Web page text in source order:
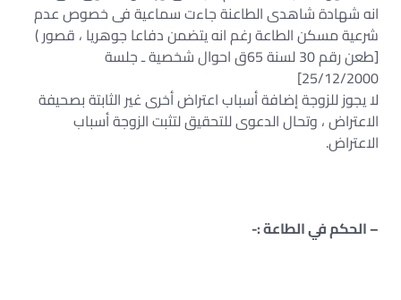
انه شهادة شاهدى الطاعنة جاءت سماعية فى خصوص عدم
شرعية مسكن الطاعة رغم انه يتضمن دفاعا جوهريا ، قصور )
[طعن رقم 30 لسنة 65ق احوال شخصية ـ جلسة
25/12/2000]
لا يجوز للزوجة إضافة أسباب اعتراض أخرى غير الثابتة بصحيفة
الاعتراض ، وتحال الدعوى للتحقيق لتثبت الزوجة أسباب
الاعتراض.
– الحكم في الطاعة :-